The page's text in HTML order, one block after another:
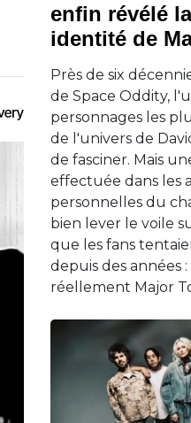
enfin révélé
identité de
Près de six
de Space Oddity,
personnages les
de l'univers de
de fasciner. Mais
effectuée dans les
personnelles du
bien lever le voile
que les fans
depuis des années
réellement Major